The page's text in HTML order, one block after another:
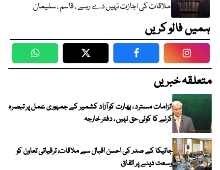
ملاقات کی اجازت نہیں دے رہے ، قاسم ، سلیمان
ہمیں فالو کریں
WhatsApp Twitter Facebook
متعلقہ خبریں
الزامات مسترد ، بھارت کو آزاد کشمیر کے جمہوری عمل پر تبصرہ
کرنے کا کوئی حق نہیں ، دفتر خارجہ
جائیکا کے صدر کی احسن اقبال سے ملاقات، ترقیاتی تعاون کو
وسعت دینے پر اتفاق